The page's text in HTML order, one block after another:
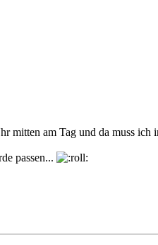
mitten am Tag und da muss ich
passen...